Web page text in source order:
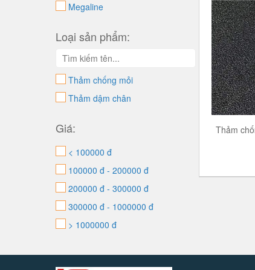
Megaline
Loại sản phẩm:
Thảm chống mỏi
Thảm dậm chân
Giá:
< 100000 đ
100000 đ - 200000 đ
200000 đ - 300000 đ
300000 đ - 1000000 đ
> 1000000 đ
Thảm